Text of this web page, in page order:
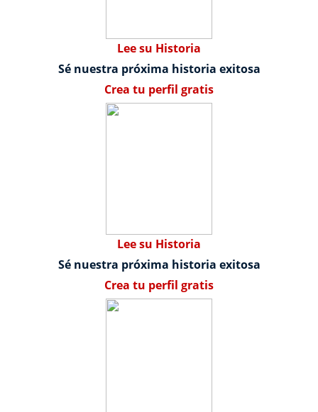
Lee su Historia
Sé nuestra próxima historia exitosa
Crea tu perfil gratis
Lee su Historia
Sé nuestra próxima historia exitosa
Crea tu perfil gratis